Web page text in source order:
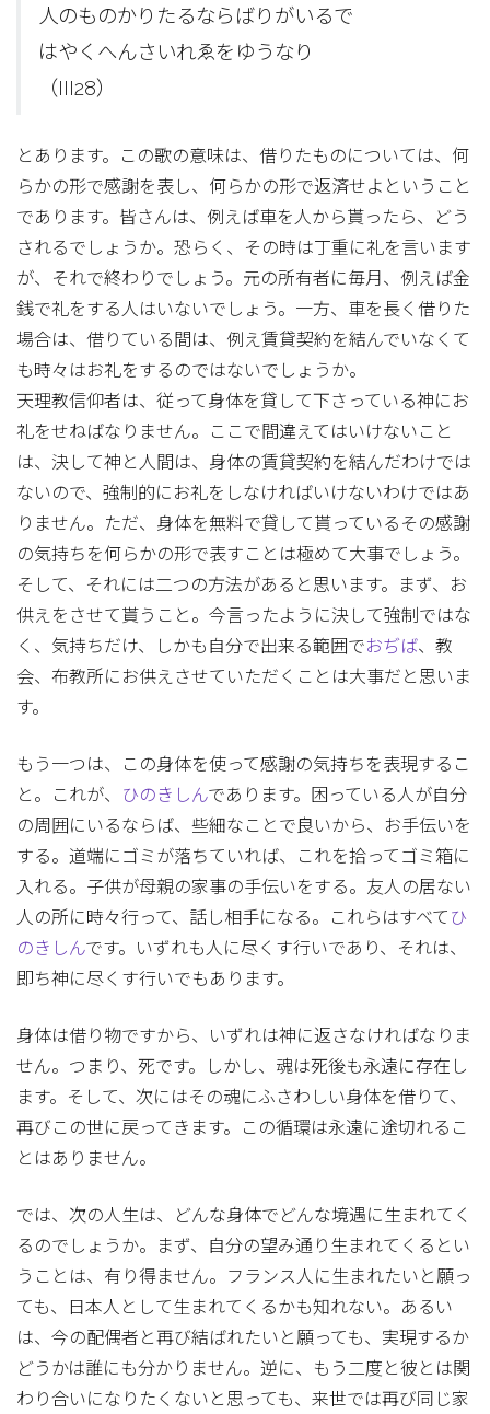
人のものかりたるならばりがいるで
はやくへんさいれゑをゆうなり
（III28）
とあります。この歌の意味は、借りたものについては、何
らかの形で感謝を表し、何らかの形で返済せよということ
であります。皆さんは、例えば車を人から貰ったら、どう
されるでしょうか。恐らく、その時は丁重に礼を言います
が、それで終わりでしょう。元の所有者に毎月、例えば金
銭で礼をする人はいないでしょう。一方、車を長く借りた
場合は、借りている間は、例え賃貸契約を結んでいなくて
も時々はお礼をするのではないでしょうか。
天理教信仰者は、従って身体を貸して下さっている神にお
礼をせねばなりません。ここで間違えてはいけないこと
は、決して神と人間は、身体の賃貸契約を結んだわけでは
ないので、強制的にお礼をしなければいけないわけではあ
りません。ただ、身体を無料で貸して貰っているその感謝
の気持ちを何らかの形で表すことは極めて大事でしょう。
そして、それには二つの方法があると思います。まず、お
供えをさせて貰うこと。今言ったように決して強制ではな
く、気持ちだけ、しかも自分で出来る範囲でおぢば、教
会、布教所にお供えさせていただくことは大事だと思いま
す。
もう一つは、この身体を使って感謝の気持ちを表現するこ
と。これが、
ひのきしんであります。困っている人が自分
の周囲にいるならば、些細なことで良いから、お手伝いを
する。道端にゴミが落ちていれば、これを拾ってゴミ箱に
入れる。子供が母親の家事の手伝いをする。友人の居ない
人の所に時々行って、話し相手になる。これらはすべて ひ
のきしんです。いずれも人に尽くす行いであり、それは、
即ち神に尽くす行いでもあります。
身体は借り物ですから、いずれは神に返さなければなりま
せん。つまり、死です。しかし、魂は死後も永遠に存在し
ます。そして、次にはその魂にふさわしい身体を借りて、
再びこの世に戻ってきます。この循環は永遠に途切れるこ
とはありません。
では、次の人生は、どんな身体でどんな境遇に生まれてく
るのでしょうか。まず、自分の望み通り生まれてくるとい
うことは、有り得ません。フランス人に生まれたいと願っ
ても、日本人として生まれてくるかも知れない。あるい
は、今の配偶者と再び結ばれたいと願っても、実現するか
どうかは誰にも分かりません。逆に、もう二度と彼とは関
わり合いになりたくないと思っても、来世では再び同じ家